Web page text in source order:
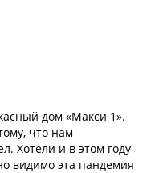
дом «Макси 1».
что нам
Хотели и в этом году
видимо эта пандемия